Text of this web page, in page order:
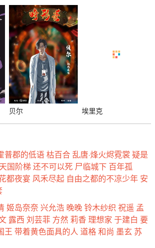
贝尔 埃里克
普郡的低语枯百合乱唐·烽火烬霓裳 疑是
国阶梯还不可以死 尸临城下 百年孤
都夜宴 风禾尽起 自由之都的不凉少年 安
姬岛奈奈兴允浩 晚晚铃木纱织 祝遥 孟
露西 刘芸菲 方然 莉香理想家 于建白 要
王 带着黄色面具的人 道格和尚 墨玄 苏